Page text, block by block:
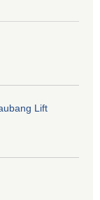
Lift